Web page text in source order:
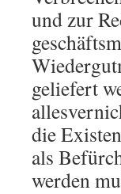
und zur
geliefert
die
als
werden